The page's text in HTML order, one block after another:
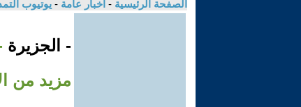
الصفحة الرئيسية - أخبار عامة - يوتيوب
- الجزيرة
مزيد من